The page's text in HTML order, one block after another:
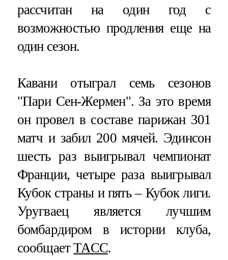
рассчитан на один год с
возможностью продления еще на
один сезон.
Кавани отыграл семь сезонов
"Пари Сен-Жермен". За это время
он провел в составе парижан 301
матч и забил 200 мячей. Эдинсон
шесть раз выигрывал чемпионат
Франции, четыре раза выигрывал
Кубок страны и пять – Кубок лиги.
Уругваец является лучшим
бомбардиром в истории клуба,
сообщаетТАСС.